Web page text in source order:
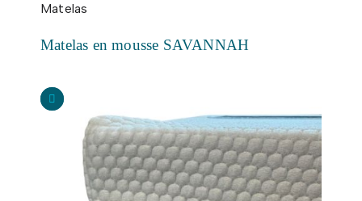
Matelas
Matelas en mousse SAVANNAH